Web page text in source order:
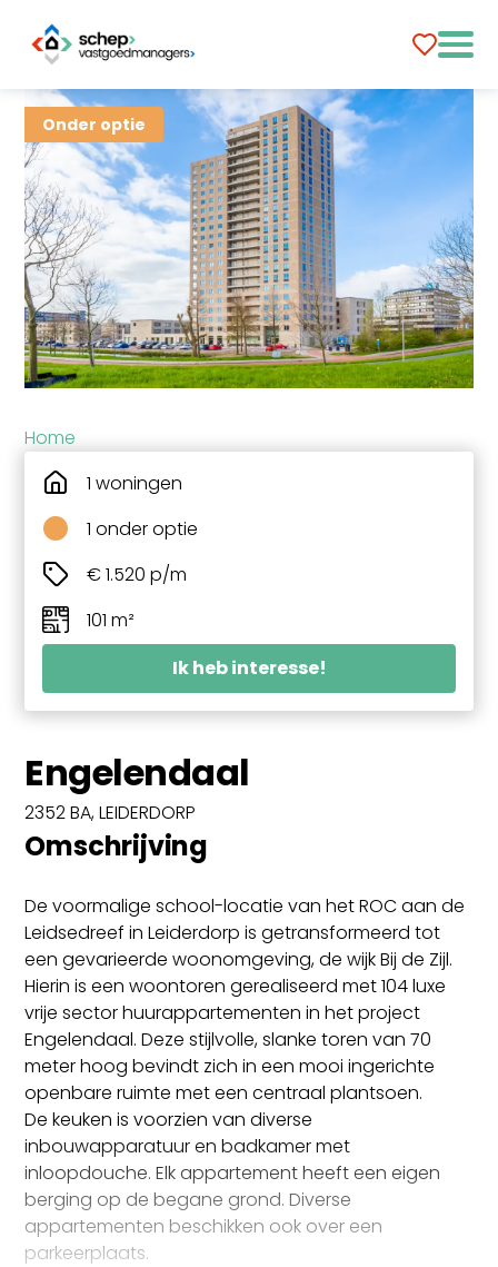
Onder optie
Home
1 woningen
1 onder optie
€ 1.520 p/m
101 m²
Ik heb interesse!
Engelendaal
2352 BA, LEIDERDORP
Omschrijving
De voormalige school-locatie van het ROC aan de
Leidsedreef in Leiderdorp is getransformeerd tot
een gevarieerde woonomgeving, de wijk Bij de Zijl.
Hierin is een woontoren gerealiseerd met 104 luxe
vrije sector huurappartementen in het project
Engelendaal. Deze stijlvolle, slanke toren van 70
meter hoog bevindt zich in een mooi ingerichte
openbare ruimte met een centraal plantsoen.
De keuken is voorzien van diverse
inbouwapparatuur en badkamer met
inloopdouche. Elk appartement heeft een eigen
berging op de begane grond. Diverse
appartementen beschikken ook over een
parkeerplaats.